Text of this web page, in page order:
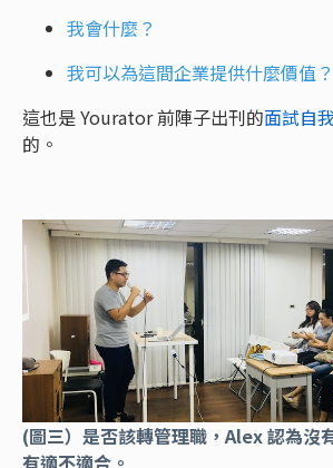
我會什麼？
我可以為這間企業提供什麼價值？
這也是 Yourator 前陣子出刊的面試自
的。
(圖三）是否該轉管理職，Alex 認為沒
有適不適合。